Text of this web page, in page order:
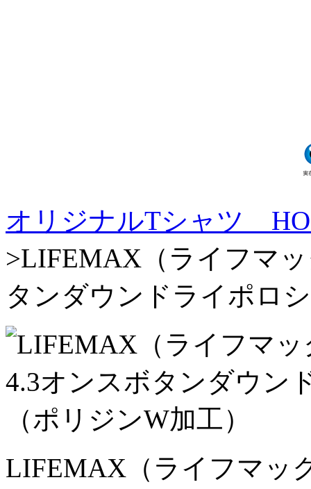
オリジナルTシャツ
>LIFEMAX（ライフマ
タンダウンドライポロ
LIFEMAX（ライフマッ